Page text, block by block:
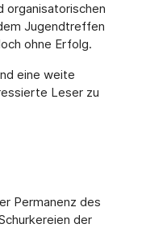
organisatorischen
Jugendtreffen
ohne Erfolg.
eine weite
Leser zu
Permanenz des
der